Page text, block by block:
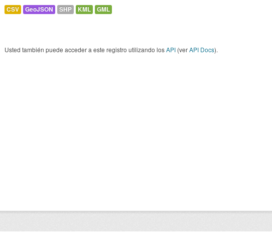
CSV GeoJSON SHP KML GML
Usted también puede acceder a este registro utilizando losAPI (verAPI Docs).